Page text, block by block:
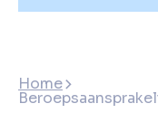
Home